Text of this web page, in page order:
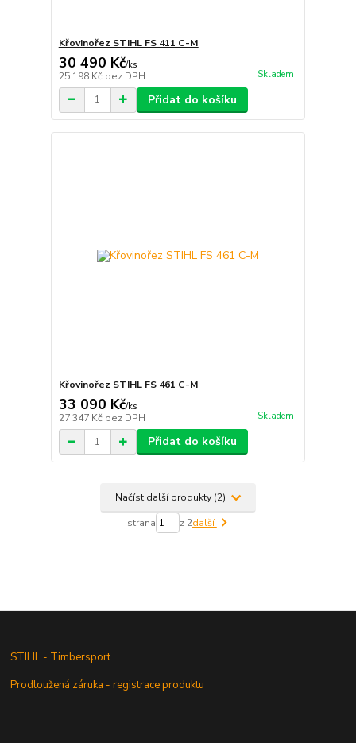
Křovinořez STIHL FS 411 C-M
30 490 Kč/ks
25 198 Kč bez DPH Skladem
Přidat do košíku
Křovinořez STIHL FS 461 C-M
33 090 Kč/ks
27 347 Kč bez DPH Skladem
Přidat do košíku
Načíst další produkty (2)
strana z 2další
STIHL - Timbersport
Prodloužená záruka - registrace produktu